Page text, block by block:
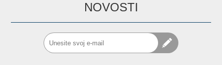
NOVOSTI